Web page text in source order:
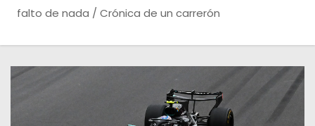
falto de nada / Crónica de un carrerón